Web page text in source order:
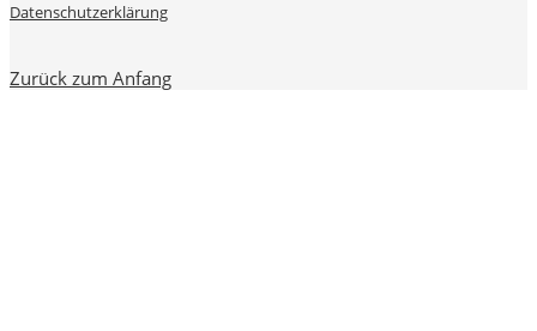
Datenschutzerklärung
Zurück zum Anfang